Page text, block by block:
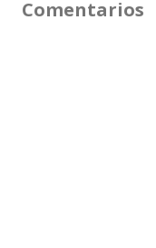
Comentarios